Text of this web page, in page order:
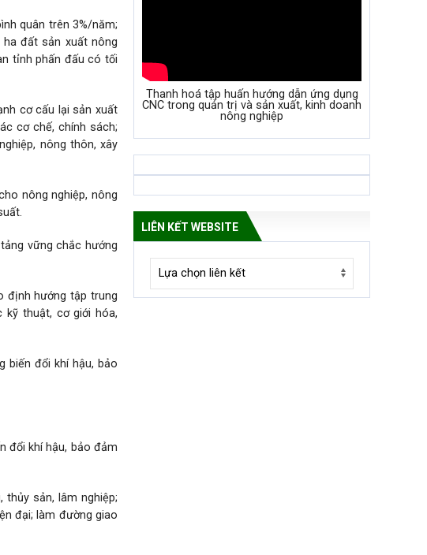
quân trên 3%/năm;
đất sản xuất nông
tỉnh phấn đấu có tối
cơ cấu lại sản xuất
cơ chế, chính sách;
nông thôn, xây
nông nghiệp, nông
vững chắc hướng
định hướng tập trung
thuật, cơ giới hóa,
biến đổi khí hậu, bảo
đổi khí hậu, bảo đảm
sản, lâm nghiệp;
đại; làm đường giao
Thanh hoá tập huấn hướng dẫn ứng dụng
CNC trong quản trị và sản xuất, kinh doanh
nông nghiệp
LIÊN KẾT WEBSITE